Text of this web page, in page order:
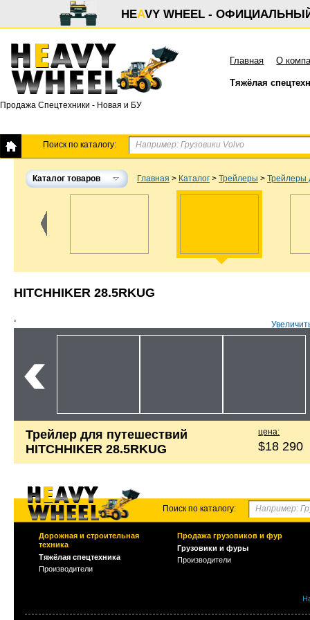
HEAVY WHEEL -
Продажа Спецтехники - Новая и БУ
Главная О
Тяжёлая
Поиск по каталогу:
Каталог товаров Главная > Каталог > Трейлеры > Трейлеры
HITCHHIKER 28.5RKUG
Трейлер для путешествий
HITCHHIKER 28.5RKUG
цена:
$18 290
Поиск по каталогу:
Дорожная и строительная
техника
Тяжёлая спецтехника
Производители
Продажа грузовиков и фур
Грузовики и фуры
Производители